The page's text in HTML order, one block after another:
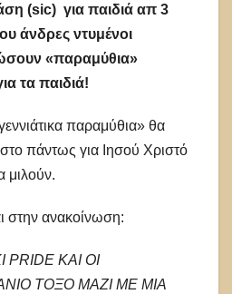
(sic) για παιδιά απ 3
άνδρες ντυμένοι
«παραμύθια»
τα παιδιά!
παραμύθια» θα
πάντως για Ιησού Χριστό
μιλούν.
στην ανακοίνωση:
PRIDE ΚΑΙ ΟΙ
ΤΟΞΟ ΜΑΖΙ ΜΕ ΜΙΑ